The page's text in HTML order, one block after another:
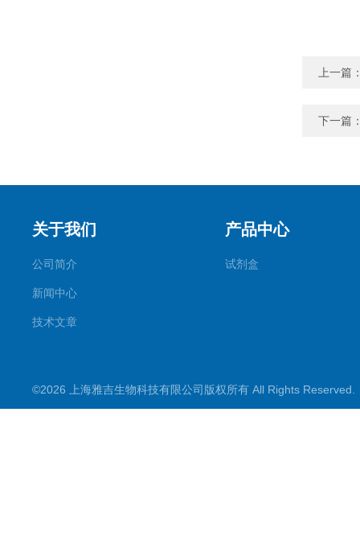
上一篇
下一篇
关于我们
公司简介
新闻中心
技术文章
产品中心
试剂盒
©2026 上海雅吉生物科技有限公司版权所有 All Rights